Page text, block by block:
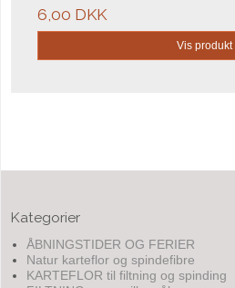
6,00 DKK
Vis produkt
Kategorier
ÅBNINGSTIDER OG FERIER
Natur karteflor og spindefibre
KARTEFLOR til filtning og spinding